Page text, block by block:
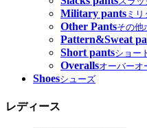
Military pants ミ
Other Pantsその他
Pattern&Sweat
Short pantsショー
Overallsオーバーオ
Shoesシューズ
レディース